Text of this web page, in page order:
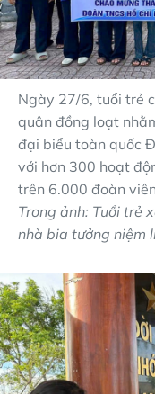
Ngày 27/6, tuổi trẻ
quân đồng loạt
đại biểu toàn quốc
với hơn 300 hoạt
trên 6.000 đoàn
Trong ảnh: Tuổi trẻ
nhà bia tưởng niệm